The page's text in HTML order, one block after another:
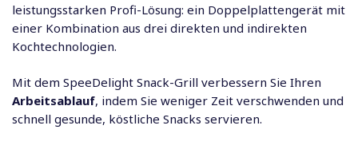
leistungsstarken Profi-Lösung: ein Doppelplattengerät mit
einer Kombination aus drei direkten und indirekten
Kochtechnologien.
Mit dem SpeeDelight Snack-Grill verbessern Sie Ihren
Arbeitsablauf, indem Sie weniger Zeit verschwenden und
schnell gesunde, köstliche Snacks servieren.